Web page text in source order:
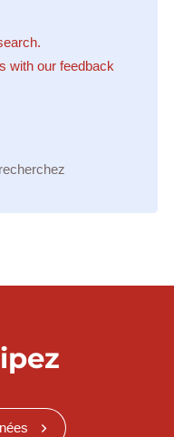
with our feedback